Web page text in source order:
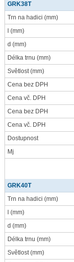
GRK38T
Trn na hadici (mm)
(mm)
d (mm)
Délka trnu (mm)
Světlost(mm)
Cena bez DPH
Cena vč. DPH
Cena bez DPH
Cena vč. DPH
Dostupnost
Mj
GRK40T
Trn na hadici (mm)
(mm)
d (mm)
Délka trnu (mm)
Světlost(mm)